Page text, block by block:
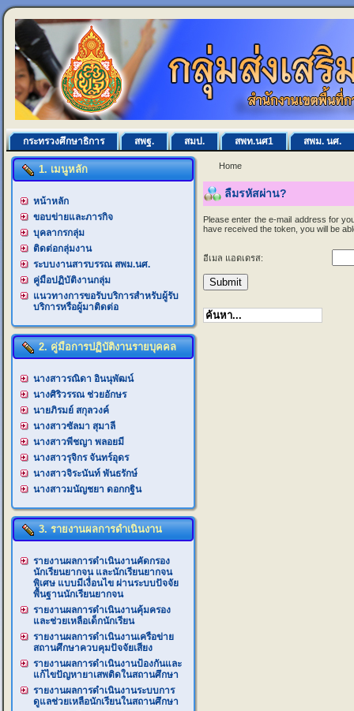
กระทรวงศึกษาธิการ สพฐ. สมป. สพท.นศ1 สพม. นศ.
1. เมนูหลัก
หน้าหลัก
ขอบข่ายและภารกิจ
บุคลากรกลุ่ม
ติดต่อกลุ่มงาน
ระบบงานสารบรรณ สพม.นศ.
คู่มือปฏิบัติงานกลุ่ม
แนวทางการขอรับบริการสำหรับผู้รับ
บริการหรือผู้มาติดต่อ
2. คู่มือการปฏิบัติงานรายบุคคล
นางสาวรณิดา อินนุพัฒน์
นางศิริวรรณ ช่วยอักษร
นายภิรมย์ สกุลวงค์
นางสาวซัลมา สุมาลี
นางสาวพีชญา พลอยมี
นางสาวรุจิกร จันทร์อุดร
นางสาวจิระนันท์ พันธรักษ์
นางสาวมนัญชยา ดอกกฐิน
3. รายงานผลการดำเนินงาน
รายงานผลการดำเนินงานคัดกรอง
นักเรียนยากจน และนักเรียนยากจน
พิเศษ แบบมีเงื่อนไข ผ่านระบบปัจจัย
พื้นฐานนักเรียนยากจน
รายงานผลการดำเนินงานคุ้มครอง
และช่วยเหลือเด็กนักเรียน
รายงานผลการดำเนินงานเครือข่าย
สถานศึกษาควบคุมปัจจัยเสียง
รายงานผลการดำเนินงานป้องกันและ
แก้ไขปัญหายาเสพติดในสถานศึกษา
รายงานผลการดำเนินงานระบบการ
ดูแลช่วยเหลือนักเรียนในสถานศึกษา
Home
ลืมรหัสผ่าน?
Please enter the e-mail address for
have received the token, you will be
อีเมล แอดเดรส:
Submit